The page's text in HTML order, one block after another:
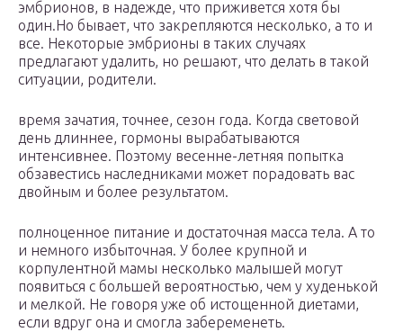
эмбрионов, в надежде, что приживется хотя бы
один.Но бывает, что закрепляются несколько, а то и
все. Некоторые эмбрионы в таких случаях
предлагают удалить, но решают, что делать в такой
ситуации, родители.
время зачатия, точнее, сезон года. Когда световой
день длиннее, гормоны вырабатываются
интенсивнее. Поэтому весенне-летняя попытка
обзавестись наследниками может порадовать вас
двойным и более результатом.
полноценное питание и достаточная масса тела. А то
и немного избыточная. У более крупной и
корпулентной мамы несколько малышей могут
появиться с большей вероятностью, чем у худенькой
и мелкой. Не говоря уже об истощенной диетами,
если вдруг она и смогла забеременеть.